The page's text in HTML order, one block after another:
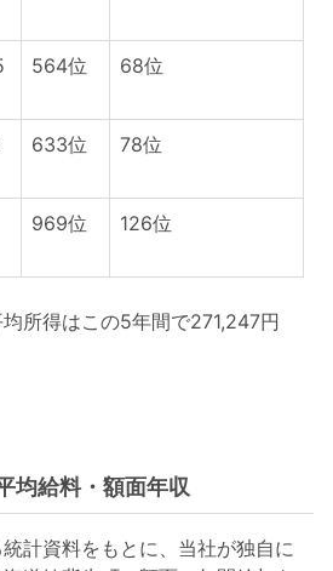
564位 68位
633位 78位
969位 126位
所得はこの5年間で271,247円
均給料・額面年収
計資料をもとに、当社が独自に